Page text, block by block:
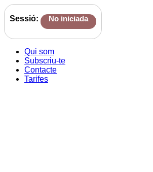
Sessió: No iniciada
Qui som
Subscriu-te
Contacte
Tarifes